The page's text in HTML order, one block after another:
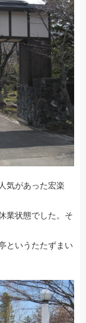
気があった宏楽
業状態でした。そ
というたたずまい